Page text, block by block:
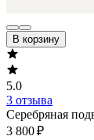
В корзину
5.0
3 отзыва
Серебряная
3 800 ₽